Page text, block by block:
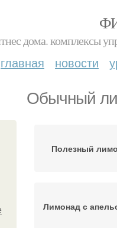
дома. комплексы
главная новости
Обычный
Полезный
Лимонад с